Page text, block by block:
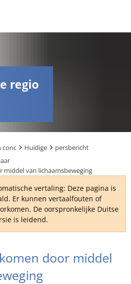
TR
UK
regio
conc Huidige
persbericht
van lichaamsbeweging
vertaling: Deze pagina is
Er kunnen vertaalfouten of
De oorspronkelijke Duitse
is leidend.
door middel